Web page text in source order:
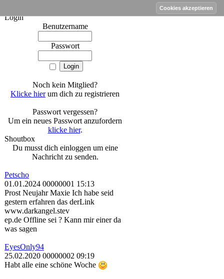
Login
Benutzername
Passwort
Noch kein Mitglied?
Klicke hierum dich zu registrieren
Passwort vergessen?
Um ein neues Passwort anzufordern
klicke hier.
Shoutbox
Du musst dich einloggen um eine
Nachricht zu senden.
Petscho
01.01.2024 00000001 15:13
Prost Neujahr Maxie Ich habe seid
gestern erfahren das derLink
www.darkangel.stev
ep.de Offline sei ? Kann mir einer da
was sagen
EyesOnly94
25.02.2020 00000002 09:19
Habt alle eine schöne Woche